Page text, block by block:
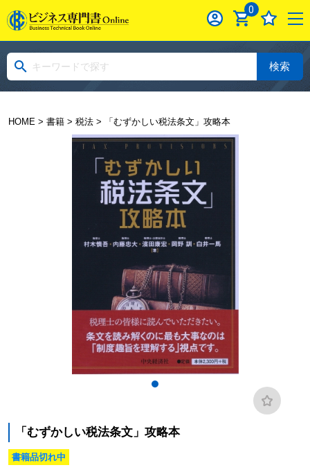
0
検索
HOME> 書籍> 税法> 「むずかしい税法条文」攻略本
「むずかしい税法条文」攻略本
書籍品切れ中